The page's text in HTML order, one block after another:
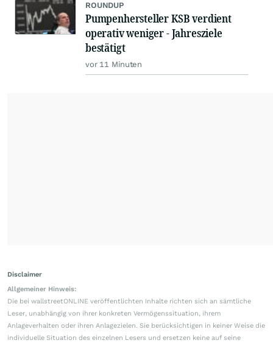
ROUNDUP
Pumpenhersteller KSB verdient
operativ weniger - Jahresziele
bestätigt
vor 11 Minuten
Disclaimer
Allgemeiner Hinweis:
Die bei wallstreetONLINE veröffentlichten Inhalte richten sich an sämtliche
Leser, unabhängig von ihrer konkreten Vermögenssituation, ihrem
Anlageverhalten oder ihren Anlagezielen. Sie berücksichtigen in keiner Weise die
individuelle Situation des einzelnen Lesers und ersetzen keine auf seine